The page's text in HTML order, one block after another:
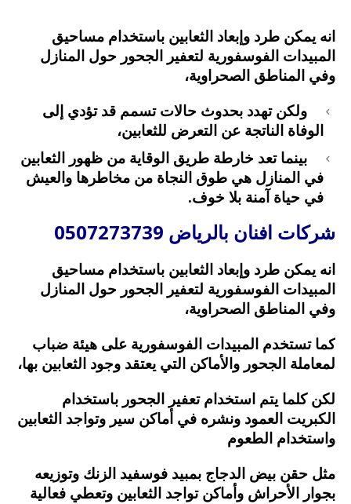
انه يمكن طرد وإبعاد الثعابين باستخدام مساحيق
المبيدات الفوسفورية لتعفير الجحور حول المنازل
وفي المناطق الصحراوية،
ولكن تهدد بحدوث حالات تسمم قد تؤدي إلى
الوفاة الناتجة عن التعرض للثعابين،
بينما تعد خارطة طريق الوقاية من ظهور الثعابين
في المنازل هي طوق النجاة من مخاطرها والعيش
في حياة آمنة بلا خوف.
شركات افنان بالرياض 0507273739
انه يمكن طرد وإبعاد الثعابين باستخدام مساحيق
المبيدات الفوسفورية لتعفير الجحور حول المنازل
وفي المناطق الصحراوية،
كما تستخدم المبيدات الفوسفورية على هيئة ضباب
لمعاملة الجحور والأماكن التي يعتقد وجود الثعابين بها،
لكن كلما يتم استخدام تعفير الجحور باستخدام
الكبريت العمود ونشره في أماكن سير وتواجد الثعابين
واستخدام الطعوم
مثل حقن بيض الدجاج بمبيد فوسفيد الزنك وتوزيعه
بجوار الأحراش وأماكن تواجد الثعابين وتعطي فعالية